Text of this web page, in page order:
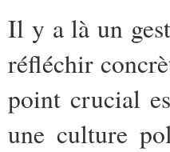
Il y a là un
réfléchir
point crucial
une culture